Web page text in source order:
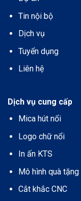
Tin nội bộ
Dịch vụ
Tuyển dụng
Liên hệ
Dịch vụ cung cấp
Mica hút nổi
Logo chữ nổi
In ấn KTS
Mô hình quà tặng
Cắt khắc CNC